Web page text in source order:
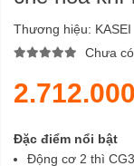
Thương hiệu: KASEI
Chưa
Đặc điểm nổi bật
Động cơ 2 thì